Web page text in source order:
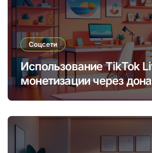
Соцсети
Использование TikTok
монетизации через
платные подписки